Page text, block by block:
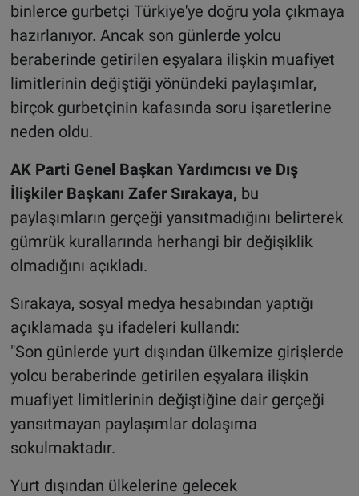
binlerce gurbetçi Türkiye'ye doğru yola çıkmaya
hazırlanıyor. Ancak son günlerde yolcu
beraberinde getirilen eşyalara ilişkin muafiyet
limitlerinin değiştiği yönündeki paylaşımlar,
birçok gurbetçinin kafasında soru işaretlerine
neden oldu.
AK Parti Genel Başkan Yardımcısı ve Dış
İlişkiler Başkanı Zafer Sırakaya, bu
paylaşımların gerçeği yansıtmadığını belirterek
gümrük kurallarında herhangi bir değişiklik
olmadığını açıkladı.
Sırakaya, sosyal medya hesabından yaptığı
açıklamada şu ifadeleri kullandı:
"Son günlerde yurt dışından ülkemize girişlerde
yolcu beraberinde getirilen eşyalara ilişkin
muafiyet limitlerinin değiştiğine dair gerçeği
yansıtmayan paylaşımlar dolaşıma
sokulmaktadır.
Yurt dışından ülkelerine gelecek